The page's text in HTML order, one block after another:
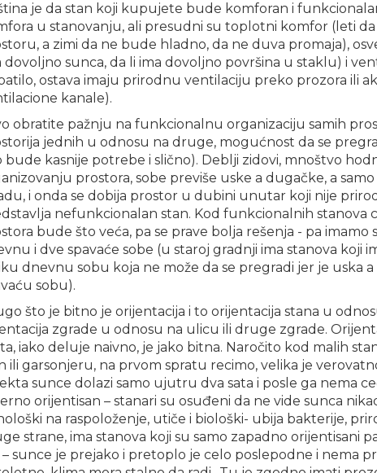
je da stan koji kupujete bude komforan i
u stanovanju, ali presudni su toplotni komfor (leti
a zimi da ne bude hladno, da ne duva promaja),
dovoljno sunca, da li ima dovoljno površina u staklu) i
ostava imaju prirodnu ventilaciju preko prozora ili
kanale).
obratite pažnju na funkcionalnu organizaciju samih
jednih u odnosu na druge, mogućnost da se
bude kasnije potrebe i slično). Deblji zidovi, mnoštvo
prostora, sobe previše uske a dugačke, a
i onda se dobija prostor u dubini unutar koji nije
nefunkcionalan stan. Kod funkcionalnih stanova
bude što veća, pa se prave bolja rešenja - pa imamo
i dve spavaće sobe (u staroj gradnji ima stanova koji
dnevnu sobu koja ne može da se pregradi jer je uska
sobu).
što je bitno je orijentacija i to orijentacija stana u
zgrade u odnosu na ulicu ili druge zgrade.
iako deluje naivno, je jako bitna. Naročito kod malih
ili garsonjeru, na prvom spratu recimo, velika je
sunce dolazi samo ujutru dva sata i posle ga nema
orijentisan – stanari su osuđeni da ne vide sunca
na raspoloženje, utiče i biološki- ubija bakterije,
strane, ima stanova koji su samo zapadno orijentisani
– sunce je prejako i pretoplo je celo poslepodne i nema